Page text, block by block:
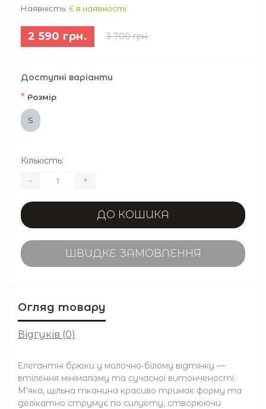
Наявність: Є в наявності
2 590 грн. 3 700 грн.
Доступні варіанти
* Розмір
S
Кількість:
- +
ДО КОШИКА
ШВИДКЕ ЗАМОВЛЕННЯ
Огляд товару
Відгуків (0)
Елегантні брюки у молочно‑білому відтінку —
втілення мінімалізму та сучасної витонченості.
М’яка, щільна тканина красиво тримає форму та
делікатно струмує по силуету, створюючи